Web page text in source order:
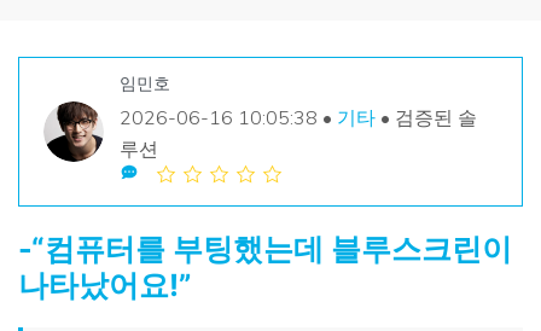
분실/삭제된 데이터 무료 복구
무료 체험
기타 프로그램
Repairit - 데이터 복구
UBackit - 데이터 백업
데이터 손실 시나리오
임민호
2026-06-16 10:05:38 • 기타• 검증된 솔
루션
-“컴퓨터를 부팅했는데 블루스크린이
나타났어요!”